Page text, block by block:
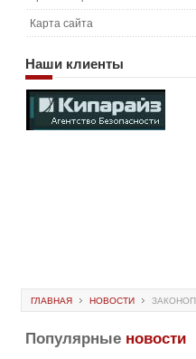
Карта сайта
Наши клиенты
ГЛАВНАЯ НОВОСТИ
Популярные новости